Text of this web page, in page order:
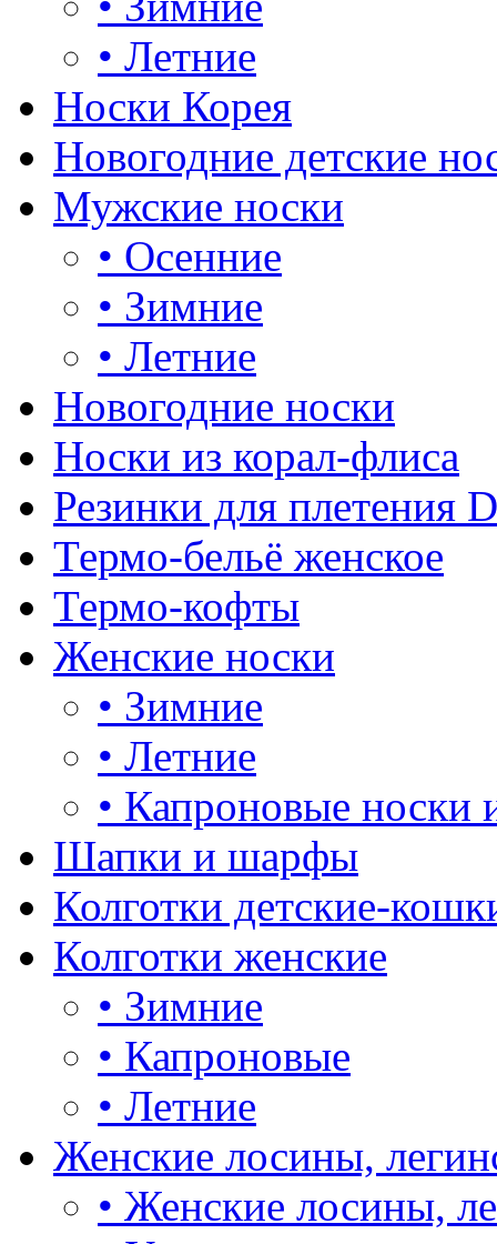
• Летние
Носки Корея
Новогодние детские
Мужские носки
• Осенние
• Зимние
• Летние
Новогодние носки
Носки из корал-флиса
Резинки для плетения
Термо-бельё женское
Термо-кофты
Женские носки
• Зимние
• Летние
• Капроновые носки
Шапки и шарфы
Колготки детские-
Колготки женские
• Зимние
• Капроновые
• Летние
Женские лосины,
• Женские лосины,